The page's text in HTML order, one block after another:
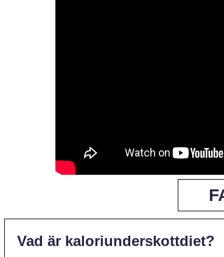
Vad är kaloriunderskottdiet?